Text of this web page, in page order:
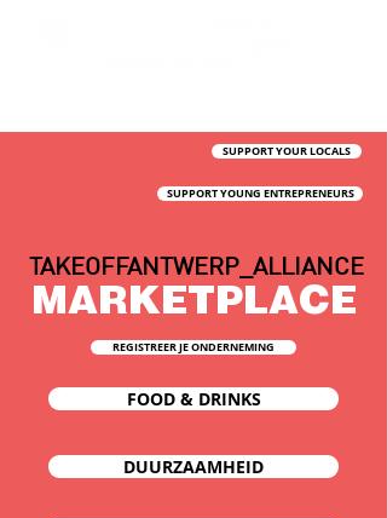
SUPPORT YOUR LOCALS
SUPPORT YOUNG ENTREPRENEURS
TAKEOFFANTWERP_ALLIANCE
MARKETPLACE
REGISTREER JE ONDERNEMING
FOOD & DRINKS
DUURZAAMHEID